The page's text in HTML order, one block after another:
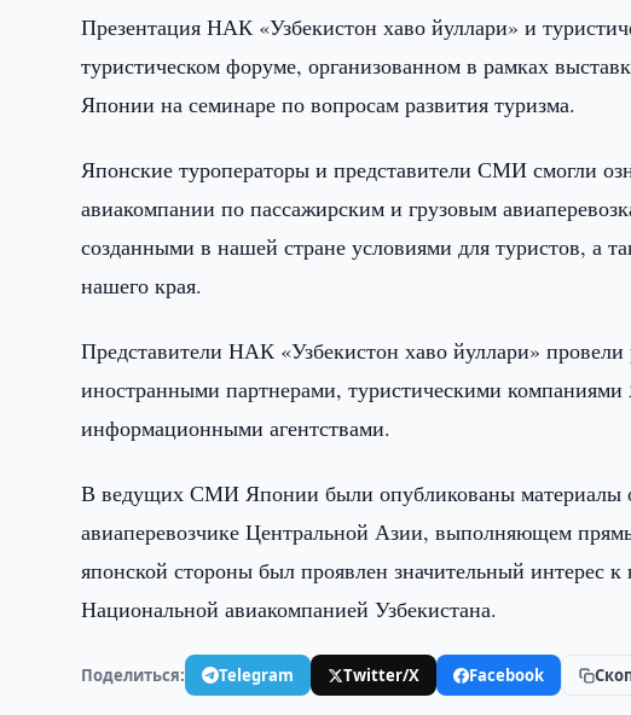
Презентация НАК «Узбекистон хаво йуллари» и
туристическом форуме, организованном в рамках
Японии на семинаре по вопросам развития туризма.
Японские туроператоры и представители СМИ смогли
авиакомпании по пассажирским и грузовым
созданными в нашей стране условиями для туристов, а
нашего края.
Представители НАК «Узбекистон хаво йуллари»
иностранными партнерами, туристическими
информационными агентствами.
В ведущих СМИ Японии были опубликованы материалы
авиаперевозчике Центральной Азии, выполняющем
японской стороны был проявлен значительный интерес
Национальной авиакомпанией Узбекистана.
Поделиться: Telegram Twitter/X Facebook